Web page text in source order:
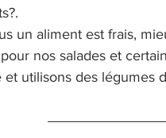
un aliment est frais,
nos salades et
utilisons des légumes